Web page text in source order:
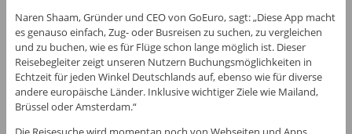
Naren Shaam, Gründer und CEO von GoEuro, sagt: „Diese App macht
es genauso einfach, Zug- oder Busreisen zu suchen, zu vergleichen
und zu buchen, wie es für Flüge schon lange möglich ist. Dieser
Reisebegleiter zeigt unseren Nutzern Buchungsmöglichkeiten in
Echtzeit für jeden Winkel Deutschlands auf, ebenso wie für diverse
andere europäische Länder. Inklusive wichtiger Ziele wie Mailand,
Brüssel oder Amsterdam.“